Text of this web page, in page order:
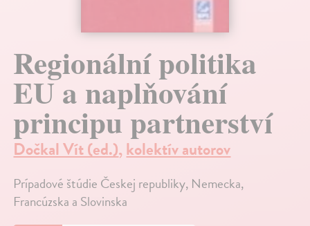
Regionální politika
EU a naplňování
principu partnerství
Dočkal Vít (ed.),kolektív autorov
Prípadové štúdie Českej republiky, Nemecka,
Francúzska a Slovinska